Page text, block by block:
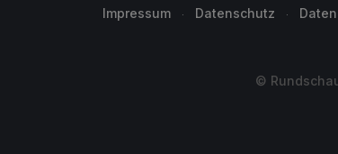
Impressum Datenschutz
©